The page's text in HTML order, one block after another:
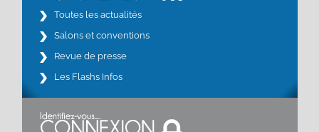
Toutes les actualités
Salons et conventions
Revue de presse
Les Flashs Infos